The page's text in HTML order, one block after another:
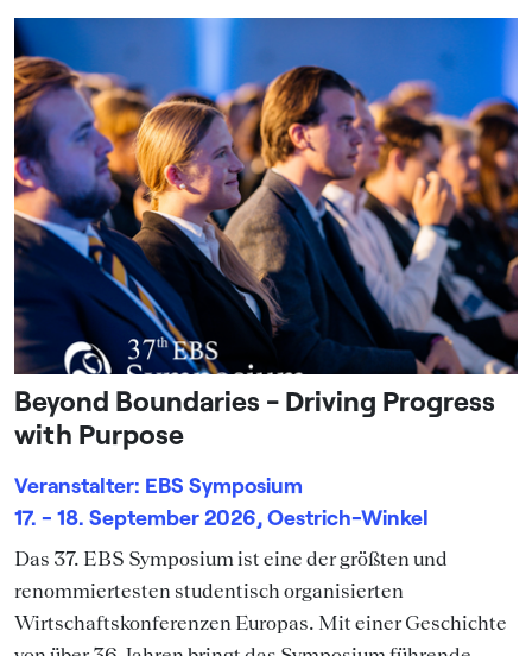
Beyond Boundaries - Driving Progress
with Purpose
Veranstalter: EBS Symposium
17. - 18. September 2026, Oestrich-Winkel
Das 37. EBS Symposium ist eine der größten und
renommiertesten studentisch organisierten
Wirtschaftskonferenzen Europas. Mit einer Geschichte